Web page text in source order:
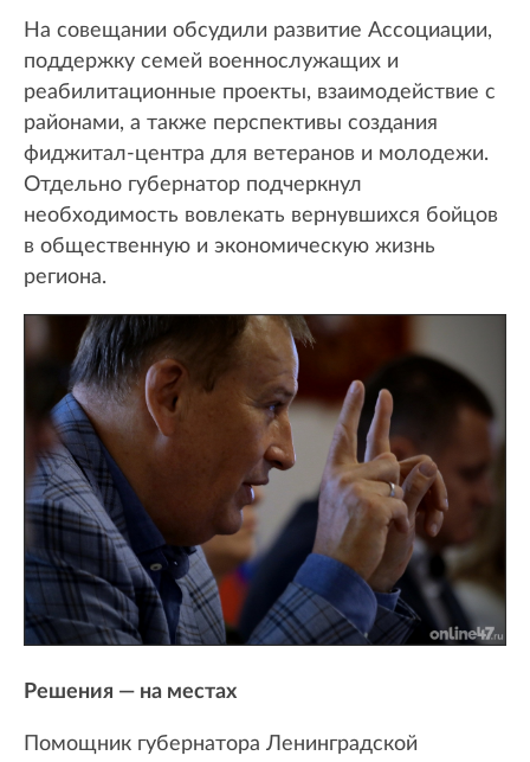
На совещании обсудили развитие Ассоциации,
поддержку семей военнослужащих и
реабилитационные проекты, взаимодействие с
районами, а также перспективы создания
фиджитал-центра для ветеранов и молодежи.
Отдельно губернатор подчеркнул
необходимость вовлекать вернувшихся бойцов
в общественную и экономическую жизнь
региона.
Решения — на местах
Помощник губернатора Ленинградской